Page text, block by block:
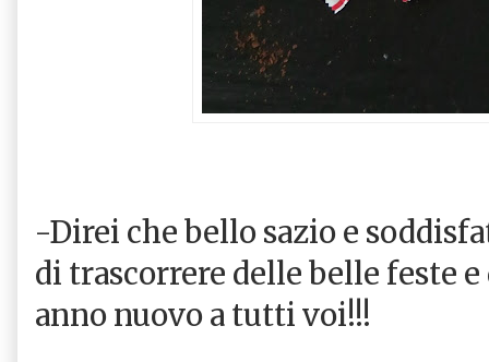
-Direi che bello sazio e
di trascorrere delle belle feste
anno nuovo a tutti voi!!!